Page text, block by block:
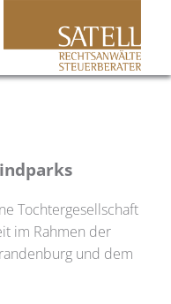
Tochtergesellschaft
im Rahmen der
und dem